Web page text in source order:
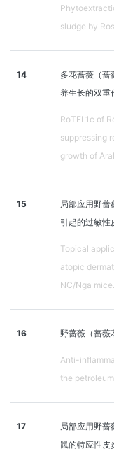
sludge by
14
多花蔷薇（蔷
养生长的双重
RoTFL1c of
suppressing
growth of
15
局部应用野
引起的过敏性
Topical
atopic
NC/Nga mice.
16 野蔷薇（蔷薇
Anti-
the
17
局部应用野
鼠的特应性皮